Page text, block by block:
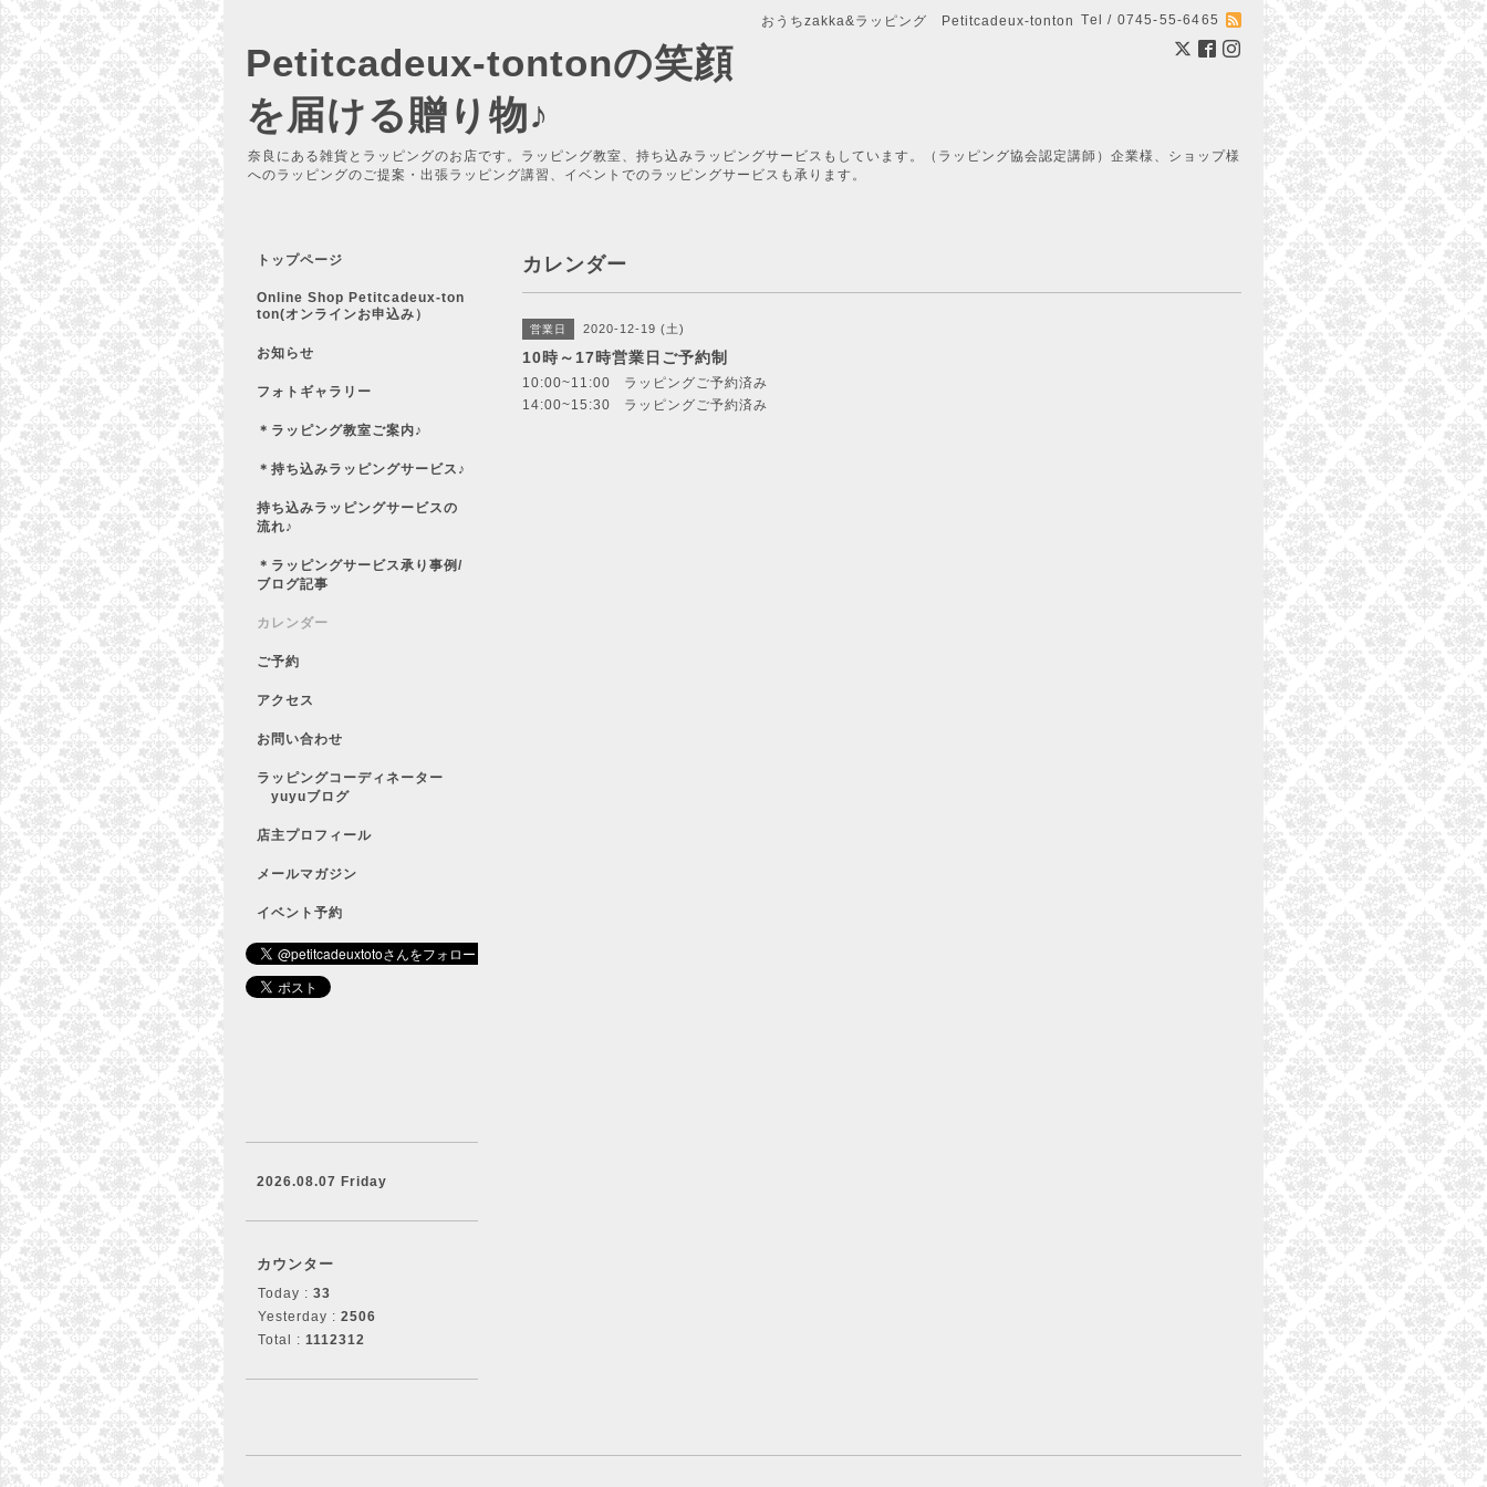
おうちzakka&ラッピング Petitcadeux-tonton Tel / 0745-55-6465
Petitcadeux-tontonの笑顔
を届ける贈り物♪
奈良にある雑貨とラッピングのお店です。ラッピング教室、持ち込みラッピングサービスもしています。（ラッピング協会認定講師）企業様、ショップ様
へのラッピングのご提案・出張ラッピング講習、イベントでのラッピングサービスも承ります。
カレンダー
営業日 2020-12-19 (土)
10時～17時営業日ご予約制
10:00~11:00 ラッピングご予約済み
14:00~15:30 ラッピングご予約済み
トップページ
Online Shop Petitcadeux-ton
ton(オンラインお申込み）
お知らせ
フォトギャラリー
＊ラッピング教室ご案内♪
＊持ち込みラッピングサービス♪
持ち込みラッピングサービスの
流れ♪
＊ラッピングサービス承り事例/
ブログ記事
カレンダー
ご予約
アクセス
お問い合わせ
ラッピングコーディネーター
yuyuブログ
店主プロフィール
メールマガジン
イベント予約
2026.08.07 Friday
カウンター
Today : 33
Yesterday : 2506
Total : 1112312